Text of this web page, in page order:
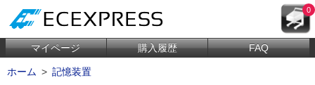
0
マイページ 購入履歴 FAQ
ホーム > 記憶装置